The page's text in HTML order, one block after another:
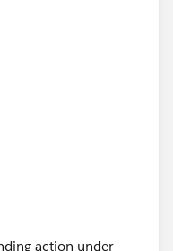
action under